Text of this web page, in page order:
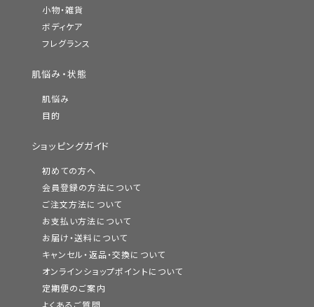
小物・雑貨
ボディケア
フレグランス
肌悩み・状態
肌悩み
目的
ショッピングガイド
初めての方へ
会員登録の方法について
ご注文方法について
お支払い方法について
お届け・送料について
キャンセル・返品・交換について
オンラインショップポイントについて
定期便のご案内